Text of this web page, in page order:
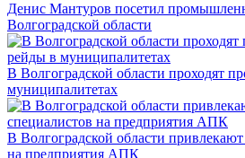
Денис Мантуров посетил
Волгоградской области
В Волгоградской области проходят
муниципалитетах
В Волгоградской области
на предприятия АПК